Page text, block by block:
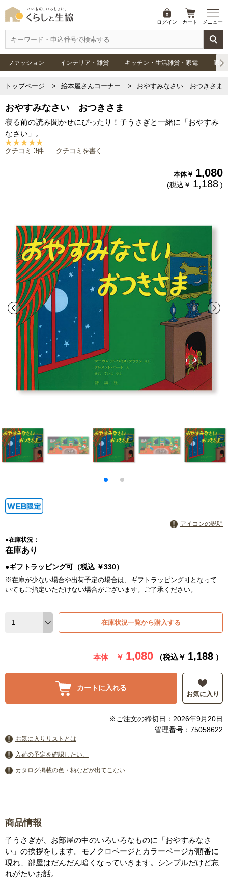
ログイン カート メニュー
ファッション インテリア・雑貨 キッチン・生活雑貨・家電 家具
トップページ 絵本屋さんコーナー おやすみなさい おつきさま
おやすみなさい おつきさま
寝る前の読み聞かせにぴったり！子うさぎと一緒に「おやすみ
なさい」。
クチコミ 3件 クチコミを書く
本体￥ 1,080
(税込￥ 1,188 )
アイコンの説明
●在庫状況：
在庫あり
●ギフトラッピング可（税込 ￥330）
※在庫が少ない場合や出荷予定の場合は、ギフトラッピング可となって
いてもご指定いただけない場合がございます。ご了承ください。
在庫状況一覧から購入する
本体 ￥ 1,080 （税込￥ 1,188 ）
カートに入れる
お気に入り
※ご注文の締切日：2026年9月20日
管理番号：75058622
お気に入りリストとは
入荷の予定を確認したい。
カタログ掲載の色・柄などが出てこない
商品情報
子うさぎが、お部屋の中のいろいろなものに「おやすみなさ
い」の挨拶をします。モノクロページとカラーページが順番に
現れ、部屋はだんだん暗くなっていきます。シンプルだけど忘
れがたいお話。